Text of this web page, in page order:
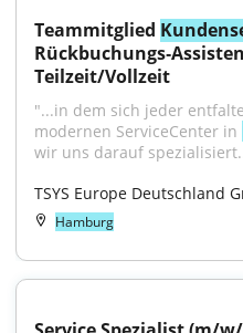
Teammitglied
Teilzeit/Vollzeit
"...in dem sich jeder
modernen ServiceCenter in
wir uns darauf
TSYS Europe Deutschland
Hamburg